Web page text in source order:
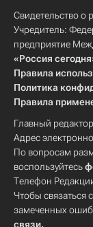
Свидетельство
Учредитель:
предприятие
«Россия
Правила
Политика
Правила
Главный
Адрес
По вопросам
воспользуйтесь
Телефон
Чтобы связаться
замеченных
связи.